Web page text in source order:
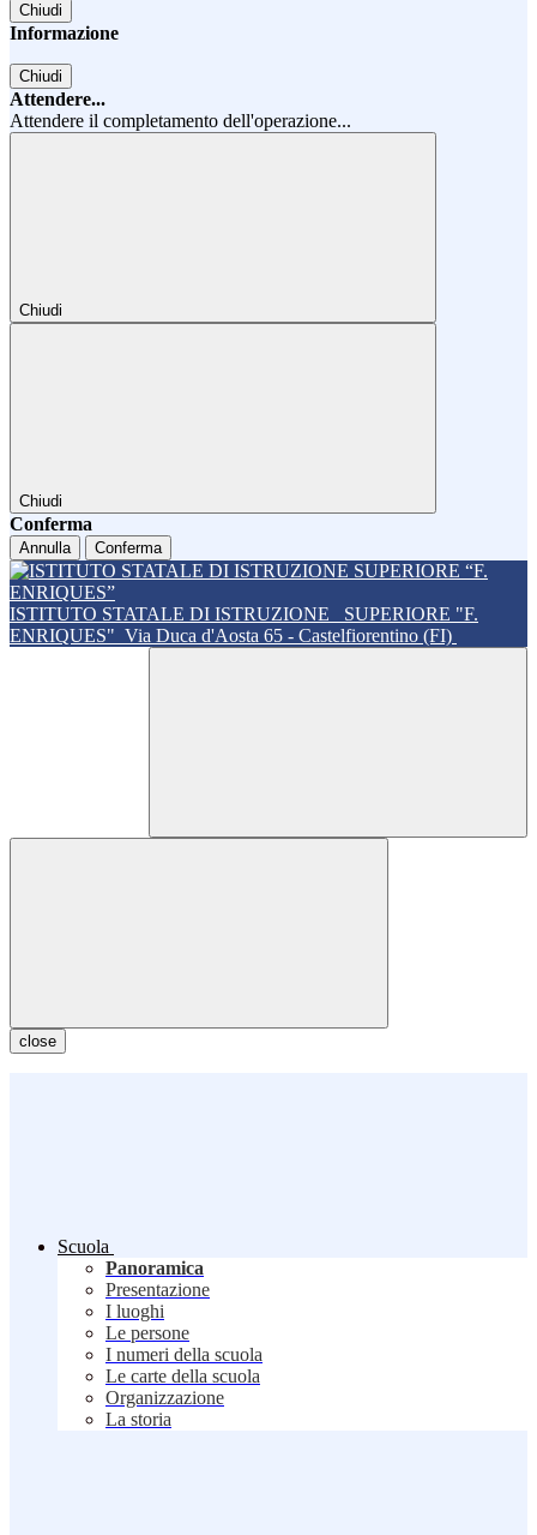
Chiudi
Informazione
Chiudi
Attendere...
Attendere il completamento dell'operazione...
Chiudi
Chiudi
Conferma
Annulla Conferma
ISTITUTO STATALE DI ISTRUZIONE
SUPERIORE "F.
ENRIQUES" Via Duca d'Aosta 65 - Castelfiorentino (FI)
close
Scuola
Panoramica
Presentazione
I luoghi
Le persone
I numeri della scuola
Le carte della scuola
Organizzazione
La storia